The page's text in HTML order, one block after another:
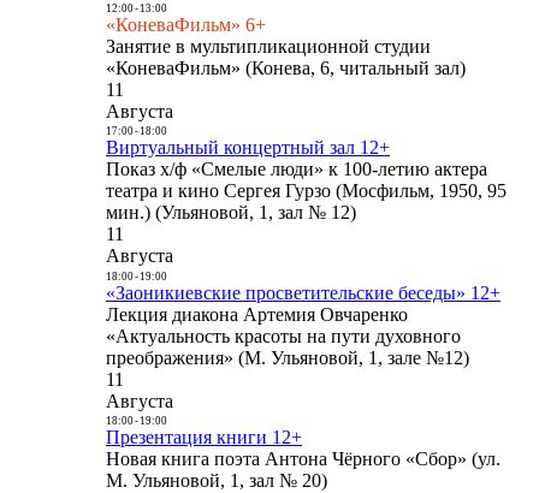
12:00- 13:00
«КоневаФильм» 6+
Занятие в мультипликационной студии
«КоневаФильм» (Конева, 6, читальный зал)
11
Августа
17:00- 18:00
Виртуальный концертный зал 12+
Показ х/ф «Смелые люди» к 100-летию актера
театра и кино Сергея Гурзо (Мосфильм, 1950, 95
мин.) (Ульяновой, 1, зал № 12)
11
Августа
18:00- 19:00
«Заоникиевские просветительские беседы» 12+
Лекция диакона Артемия Овчаренко
«Актуальность красоты на пути духовного
преображения» (М. Ульяновой, 1, зале №12)
11
Августа
18:00- 19:00
Презентация книги 12+
Новая книга поэта Антона Чёрного «Сбор» (ул.
М. Ульяновой, 1, зал № 20)